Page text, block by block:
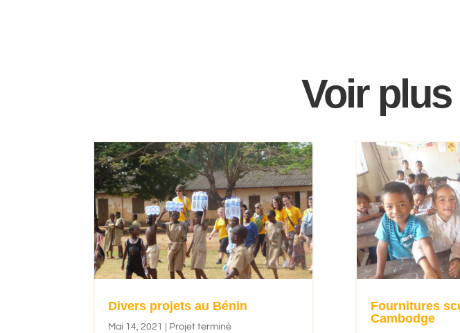
Voir
Divers projets au Bénin
Mai 14, 2021 Projet terminé
Fournitures
Cambodge